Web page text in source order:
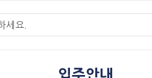
입주안내